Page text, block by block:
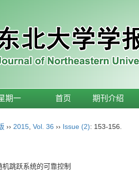
期一 首页 期刊介绍
›› 2015 Vol. 36 ›› Issue (2): 153-156.
跳跃系统的可靠控制